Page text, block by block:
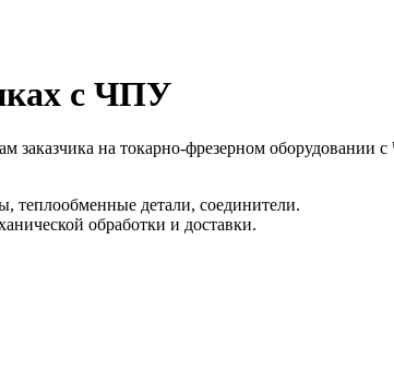
с ЧПУ
заказчика на токарно-фрезерном
детали, соединители.
обработки и доставки.